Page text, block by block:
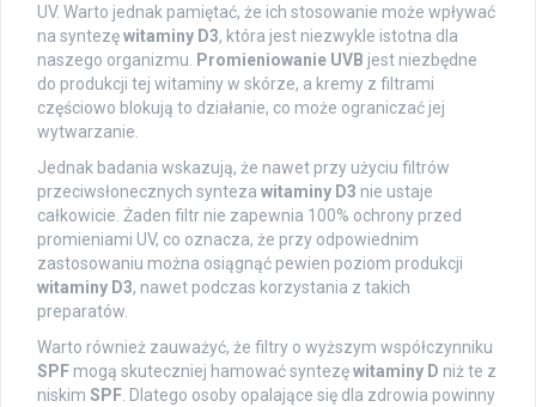
UV. Warto jednak pamiętać, że ich stosowanie może wpływać
na syntezęwitaminy D3, która jest niezwykle istotna dla
naszego organizmu.
Promieniowanie UVB jest niezbędne
do produkcji tej witaminy w skórze, a kremy z filtrami
częściowo blokują to działanie, co może ograniczać jej
wytwarzanie.
Jednak badania wskazują, że nawet przy użyciu filtrów
przeciwsłonecznych synteza witaminy D3 nie ustaje
całkowicie. Żaden filtr nie zapewnia 100% ochrony przed
promieniami UV, co oznacza, że przy odpowiednim
zastosowaniu można osiągnąć pewien poziom produkcji
witaminy D3, nawet podczas korzystania z takich
preparatów.
Warto również zauważyć, że filtry o wyższym współczynniku
SPF mogą skuteczniej hamować syntezęwitaminy D niż te z
niskim SPF . Dlatego osoby opalające się dla zdrowia powinny